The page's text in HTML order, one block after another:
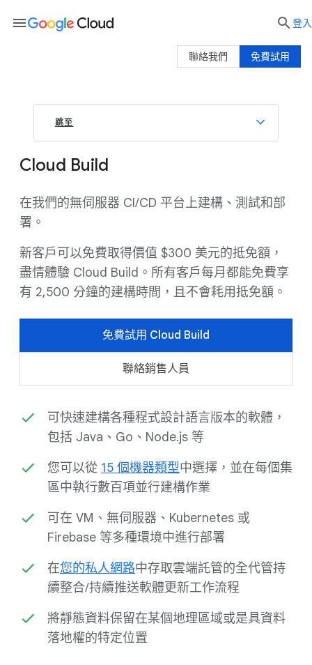
跳至
Cloud Build
在我們的無伺服器 CI/CD 平台上建構、測試和部
署。
新客戶可以免費取得價值 $300 美元的抵免額，
盡情體驗 Cloud Build。所有客戶每月都能免費享
有 2,500 分鐘的建構時間，且不會耗用抵免額。
免費試用 Cloud Build
聯絡銷售人員
可快速建構各種程式設計語言版本的軟體，
包括 Java、Go、Node.js 等
您可以從 15 個機器類型中選擇，並在每個集
區中執行數百項並行建構作業
可在 VM、無伺服器、Kubernetes 或
Firebase 等多種環境中進行部署
在您的私人網路中存取雲端託管的全代管持
續整合/持續推送軟體更新工作流程
將靜態資料保留在某個地理區域或是具資料
落地權的特定位置
menu  登入
免費試用
聯絡我們